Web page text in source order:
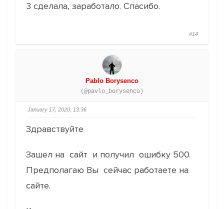
3 сделала, заработало. Спасибо.
#14
Pablo Borysenco
(@pavlo_borysenco)
January 17, 2020, 13:36
Здравствуйте
Зашел на сайт и получил ошибку 500.
Предполагаю Вы сейчас работаете на
сайте.